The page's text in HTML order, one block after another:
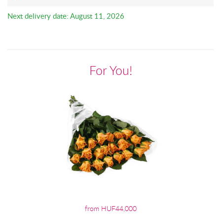
Next delivery date: August 11, 2026
For You!
from HUF44,000